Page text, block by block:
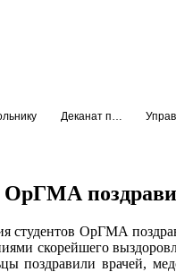
ОрГМА
студентов ОрГМА
скорейшего
поздравили врачей,